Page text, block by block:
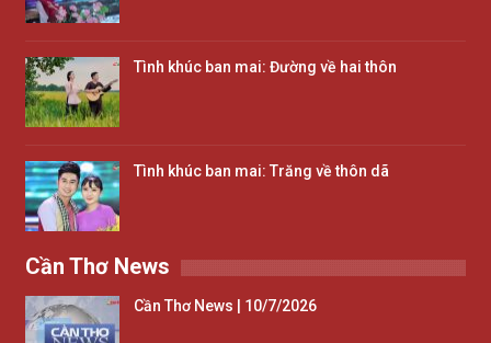
Tình khúc ban mai: Đường về hai thôn
Tình khúc ban mai: Trăng về thôn dã
Cần Thơ News
Cần Thơ News | 10/7/2026